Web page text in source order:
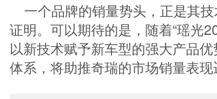
一个品牌的销量势头，正是其
证明。可以期待的是，随着“瑶光
以新技术赋予新车型的强大产品
体系，将助推奇瑞的市场销量表